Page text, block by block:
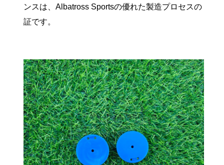
ンスは、Albatross Sportsの優れた製造プロセスの
証です。